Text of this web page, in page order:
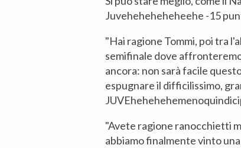
Juveheheheheheehe -15
"Hai ragione Tommi, poi tra
semifinale dove
ancora: non sarà facile
espugnare il difficilissimo,
"Avete ragione ranocchietti
abbiamo finalmente vinto